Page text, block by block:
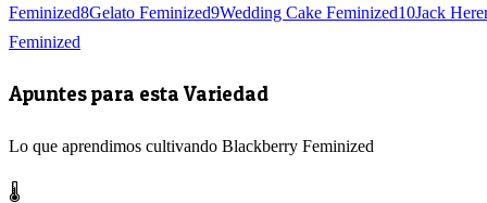
Feminized8Gelato Feminized9Wedding Cake Feminized10Jack
Feminized
Apuntes para esta Variedad
Lo que aprendimos cultivando Blackberry Feminized
🌡️